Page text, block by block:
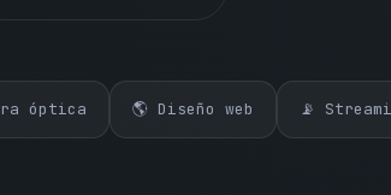
óptica 🌎 Diseño web 📡